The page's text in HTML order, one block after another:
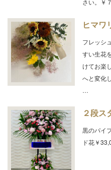
さい。￥
ヒマワ
フレッシ
すい生花
けてお楽
へと変化
…
２段ス
黒のパイ
ド花￥